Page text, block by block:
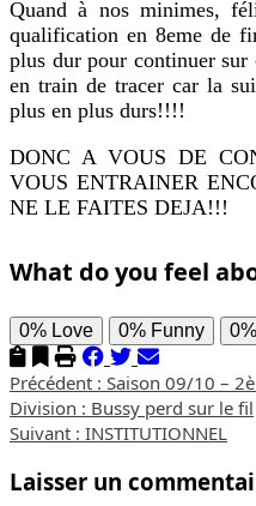
Quand à nos minimes,
qualification en 8eme de
plus dur pour continuer sur
en train de tracer car la
plus en plus durs!!!!
DONC A VOUS DE
VOUS ENTRAINER
NE LE FAITES DEJA!!!
What do you feel
0% Love 0% Funny 0%
Précédent : Saison 09/10 –
Division : Bussy perd sur le fil
Suivant : INSTITUTIONNEL
Laisser un